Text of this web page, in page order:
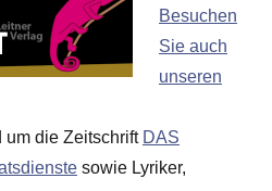
Besuchen
Sie auch
unseren
um die Zeitschrift DAS
sowie Lyriker,